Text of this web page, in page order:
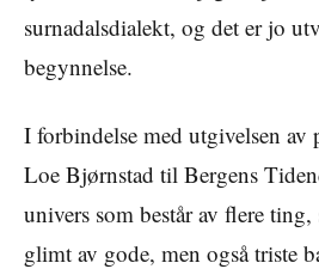
surnadalsdialekt, og det er jo
begynnelse.
I forbindelse med utgivelsen
Loe Bjørnstad til Bergens
univers som består av flere
glimt av gode, men også triste